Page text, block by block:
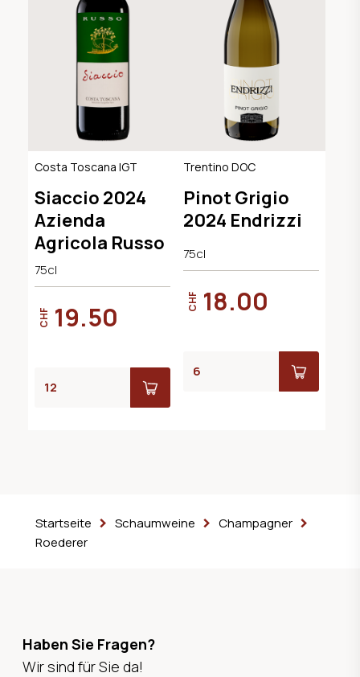
Costa Toscana IGT
Siaccio 2024
Azienda
Agricola Russo
75cl
CHF 19.50
Trentino DOC
Pinot Grigio
2024 Endrizzi
75cl
CHF 18.00
Startseite Schaumweine
Champagner
Roederer
Haben Sie Fragen?
Wir sind für Sie da!